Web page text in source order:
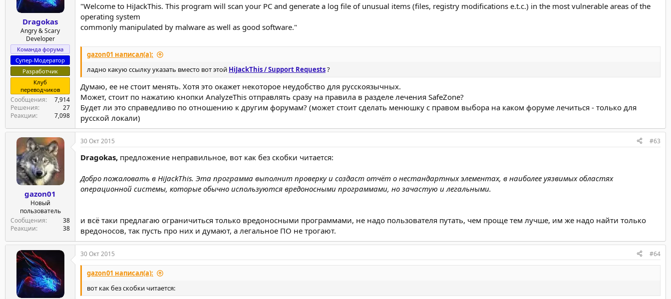
Dragokas
Angry & Scary
Developer
Команда форума
Супер-Модератор
Разработчик
Клуб
переводчиков
Сообщения
7,914
Решения
27
Реакции
7,098
"Welcome to HiJackThis. This program will scan your PC and generate a log file of unusual items (files, registry modifications e.t.c.) in the most vulnerable areas of the
operating system
commonly manipulated by malware as well as good software."
gazon01 написал(а):
ладно какую ссылку указать вместо вот этой HiJackThis / Support Requests?
Думаю, ее не стоит менять. Хотя это окажет некоторое неудобство для русскоязычных.
Может, стоит по нажатию кнопки AnalyzeThis отправлять сразу на правила в разделе лечения SafeZone?
Будет ли это справедливо по отношению к другим форумам? (может стоит сделать менюшку с правом выбора на каком форуме лечиться - только для
русской локали)
gazon01
Новый
пользователь
Сообщения
38
Реакции
38
30 Окт 2015 #63
Dragokas, предложение неправильное, вот как без скобки читается:
Добро пожаловать в HiJackThis. Эта программа выполнит проверку и создаст отчёт о нестандартных элементах, в наиболее уязвимых областях
операционной системы, которые обычно используются вредоносными программами, но зачастую и легальными.
и всё таки предлагаю ограничиться только вредоносными программами, не надо пользователя путать, чем проще тем лучше, им же надо найти только
вредоносов, так пусть про них и думают, а легальное ПО не трогают.
30 Окт 2015 #64
gazon01 написал(а):
вот как без скобки читается: